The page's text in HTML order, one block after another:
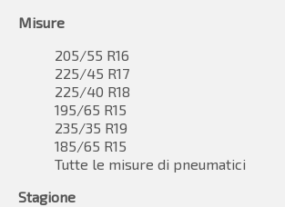
Misure
205/55 R16
225/45 R17
225/40 R18
195/65 R15
235/35 R19
185/65 R15
Tutte le misure di pneumatici
Stagione